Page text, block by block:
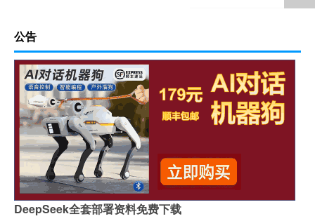
公告
DeepSeek全套部署资料免费下载